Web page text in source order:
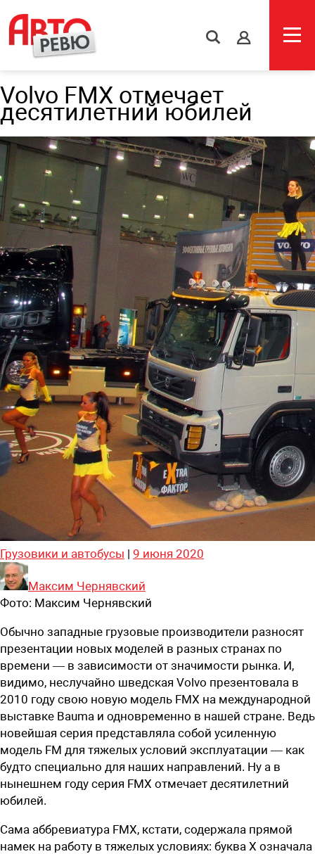
s
Volvo FMX отмечает
десятилетний юбилей
Грузовики и автобусы | 9 июня 2020
Максим Чернявский
Фото: Максим Чернявский
Обычно западные грузовые производители разносят
презентации новых моделей в разных странах по
времени — в зависимости от значимости рынка. И,
видимо, неслучайно шведская Volvo презентовала в
2010 году свою новую модель FMX на международной
выставке Bauma и одновременно в нашей стране. Ведь
новейшая серия представляла собой усиленную
модель FM для тяжелых условий эксплуатации — как
будто специально для наших направлений. Ну а в
нынешнем году серия FMX отмечает десятилетний
юбилей.
Сама аббревиатура FMX, кстати, содержала прямой
намек на работу в тяжелых условиях: буква Х означала